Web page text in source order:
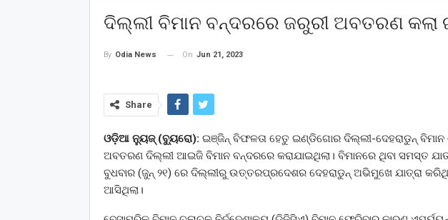
ଦିଲ୍ଲୀ ବିମାନ ବନ୍ଦରରେ ଜରୁରୀ ଅବତରଣ
By Odia News On Jun 21, 2023
Share
ଓଡ଼ିଆ ନ୍ୟୁଜ୍ (ବ୍ୟୁରୋ): ଇଞ୍ଜିନ୍ ବିଫଳତା ହେତୁ ଇଣ୍ଡିଗୋର ଦିଲ୍ଲୀ-ଦେହରାଡୁନ୍ ବିମାନ
ଅବତରଣ ଦିଲ୍ଲୀ ଆଇଜି ବିମାନ ବନ୍ଦରରେ କରାଯାଇଥିଲା। ବିମାନରେ ଥିବା ସମସ୍ତ
ବୁଧବାର (ଜୁନ୍ ୨୧) ରେ ଦିଲ୍ଲୀରୁ ଉତ୍ତରପ୍ରଦେଶର ଦେହରାଡୁନ୍ ଅଭିମୁଖେ ଯାତ୍ରା
ଆସିଥିଲା।